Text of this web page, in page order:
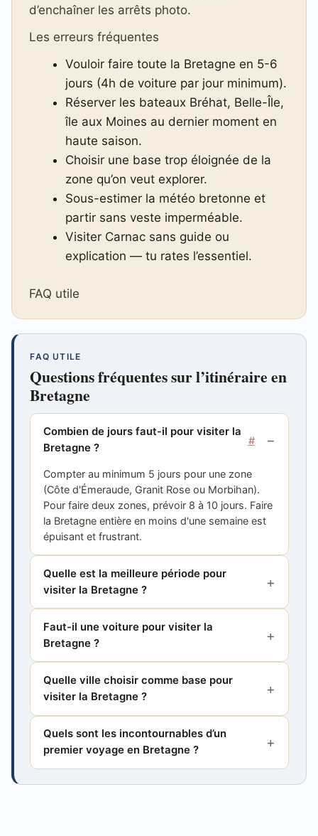
d’enchaîner les arrêts photo.
Les erreurs fréquentes
Vouloir faire toute la Bretagne en 5-6
jours (4h de voiture par jour minimum).
Réserver les bateaux Bréhat, Belle-Île,
île aux Moines au dernier moment en
haute saison.
Choisir une base trop éloignée de la
zone qu’on veut explorer.
Sous-estimer la météo bretonne et
partir sans veste imperméable.
Visiter Carnac sans guide ou
explication — tu rates l’essentiel.
FAQ utile
FAQ UTILE
Questions fréquentes sur l’itinéraire en
Bretagne
Combien de jours faut-il pour visiter la
Bretagne ?
#
Compter au minimum 5 jours pour une zone
(Côte d'Émeraude, Granit Rose ou Morbihan).
Pour faire deux zones, prévoir 8 à 10 jours. Faire
la Bretagne entière en moins d'une semaine est
épuisant et frustrant.
Quelle est la meilleure période pour
visiter la Bretagne ?
Faut-il une voiture pour visiter la
Bretagne ?
Quelle ville choisir comme base pour
visiter la Bretagne ?
Quels sont les incontournables d’un
premier voyage en Bretagne ?